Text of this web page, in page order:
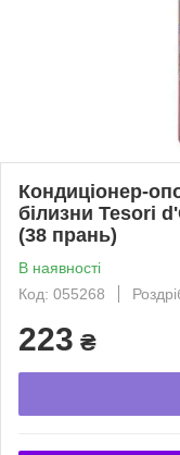
Кондиціонер-
білизни Tesori
(38 прань)
В наявності
Код: 055268
223 ₴